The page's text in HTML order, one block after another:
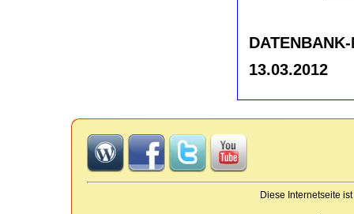
13.03.2012
Diese Internetseite